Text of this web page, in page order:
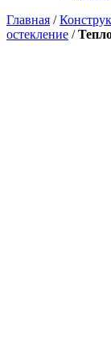
Главная /
остекление /